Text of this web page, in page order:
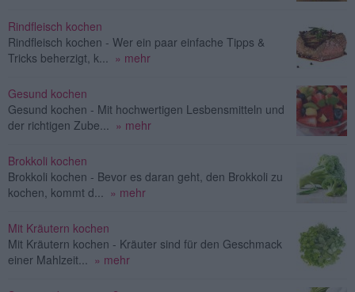
Rindfleisch kochen
Rindfleisch kochen - Wer ein paar einfache Tipps &
Tricks beherzigt, k... » mehr
Gesund kochen
Gesund kochen - Mit hochwertigen Lesbensmitteln und
der richtigen Zube... » mehr
Brokkoli kochen
Brokkoli kochen - Bevor es daran geht, den Brokkoli zu
kochen, kommt d... » mehr
Mit Kräutern kochen
Mit Kräutern kochen - Kräuter sind für den Geschmack
einer Mahlzeit... » mehr